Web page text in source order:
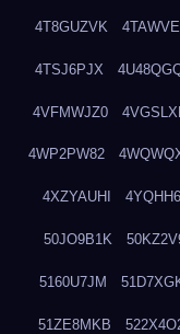
4T8GUZVK
4TSJ6PJX
4VFMWJZ0
4WP2PW82
4XZYAUHI
50JO9B1K
5160U7JM
51ZE8MKB